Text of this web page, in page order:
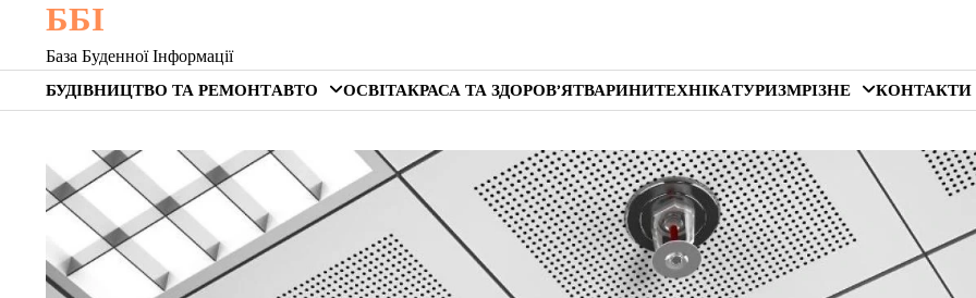
content
ББІ
База Буденної Інформації
БУДІВНИЦТВО ТА РЕМОНТАВТО ОСВІТАКРАСА ТА ЗДОРОВ’ЯТВАРИНИТЕХНІКАТУРИЗМРІЗНЕ КОНТАКТИ